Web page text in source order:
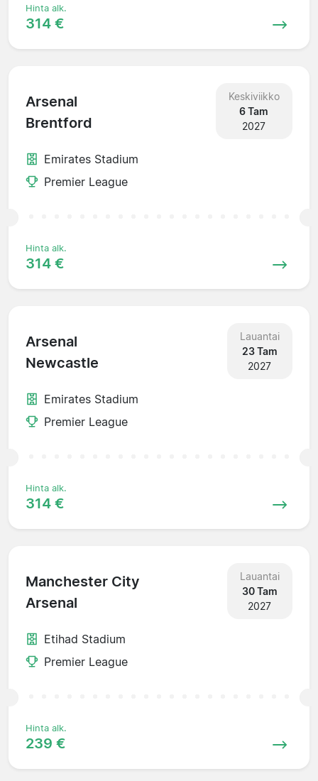
Hinta alk.
314 €
Arsenal
Brentford
Keskiviikko
6 Tam
2027
Emirates Stadium
Premier League
Hinta alk.
314 €
Arsenal
Newcastle
Lauantai
23 Tam
2027
Emirates Stadium
Premier League
Hinta alk.
314 €
Manchester City
Arsenal
Lauantai
30 Tam
2027
Etihad Stadium
Premier League
Hinta alk.
239 €